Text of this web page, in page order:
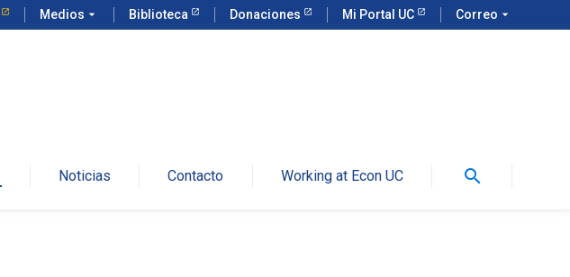
Medios arrow_drop_down Biblioteca Donaciones Mi Portal UC Correo arrow_drop_down
Noticias Contacto Working at Econ UC search